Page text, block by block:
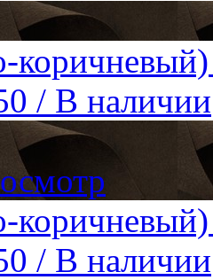
/ В наличии
/ В наличии